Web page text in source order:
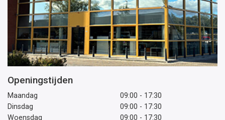
Openingstijden
Maandag
09:00 - 17:30
Dinsdag
09:00 - 17:30
Woensdag
09:00 - 17:30